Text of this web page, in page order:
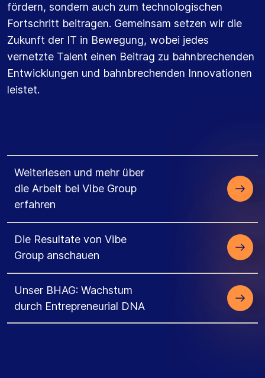
fördern, sondern auch zum technologischen
Fortschritt beitragen. Gemeinsam setzen wir die
Zukunft der IT in Bewegung, wobei jedes
vernetzte Talent einen Beitrag zu bahnbrechenden
Entwicklungen und bahnbrechenden Innovationen
leistet.
Weiterlesen und mehr über
die Arbeit bei Vibe Group
erfahren
Die Resultate von Vibe
Group anschauen
Unser BHAG: Wachstum
durch Entrepreneurial DNA